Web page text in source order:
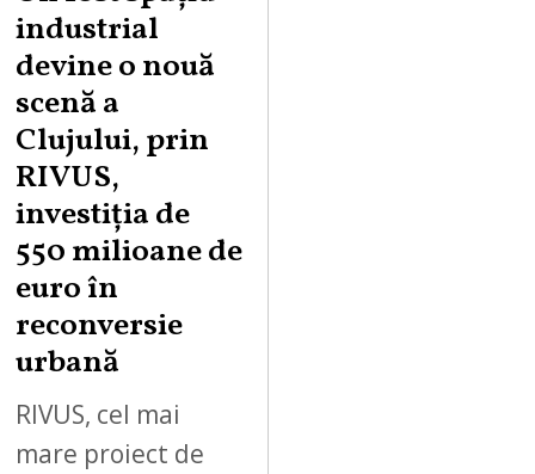
industrial
devine o nouă
scenă a
Clujului, prin
RIVUS,
investiția de
550 milioane de
euro în
reconversie
urbană
RIVUS, cel mai
mare proiect de